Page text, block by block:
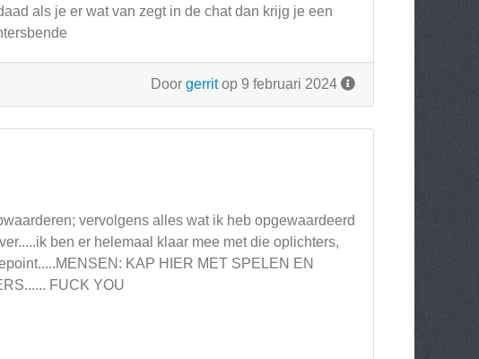
als je er wat van zegt in de chat dan krijg je een
Door gerritop 9 februari 2024
vervolgens alles wat ik heb opgewaardeerd
ben er helemaal klaar mee met die oplichters,
KAP HIER MET SPELEN EN
FUCK YOU